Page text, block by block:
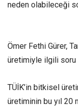
neden olabileceği
Ömer Fethi Gürer,
üretimiyle ilgili
TÜİK’in bitkisel
üretiminin bu yıl 20